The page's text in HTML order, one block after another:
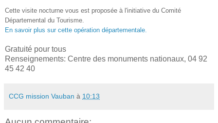
Cette visite nocturne vous est proposée à l'initiative du Comité
Départemental du Tourisme.
En savoir plus sur cette opération départementale.
Gratuité pour tous
Renseignements: Centre des monuments nationaux, 04 92
45 42 40
CCG mission Vauban à 10:13